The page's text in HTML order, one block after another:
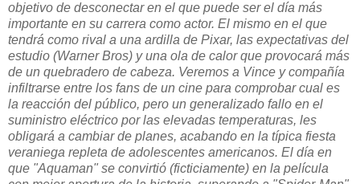
objetivo de desconectar en el que puede ser el día más
importante en su carrera como actor. El mismo en el que
tendrá como rival a una ardilla de Pixar, las expectativas del
estudio (Warner Bros) y una ola de calor que provocará más
de un quebradero de cabeza. Veremos a Vince y compañía
infiltrarse entre los fans de un cine para comprobar cual es
la reacción del público, pero un generalizado fallo en el
suministro eléctrico por las elevadas temperaturas, les
obligará a cambiar de planes, acabando en la típica fiesta
veraniega repleta de adolescentes americanos. El día en
que "Aquaman" se convirtió (ficticiamente) en la película